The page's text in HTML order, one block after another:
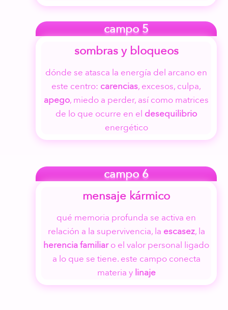
campo 5
sombras y bloqueos
dónde se atasca la energía del arcano en
este centro: carencias, excesos, culpa,
apego, miedo a perder, así como matrices
de lo que ocurre en el desequilibrio
energético
campo 6
mensaje kármico
qué memoria profunda se activa en
relación a la supervivencia, la escasez, la
herencia familiaro el valor personal ligado
a lo que se tiene. este campo conecta
materia y linaje